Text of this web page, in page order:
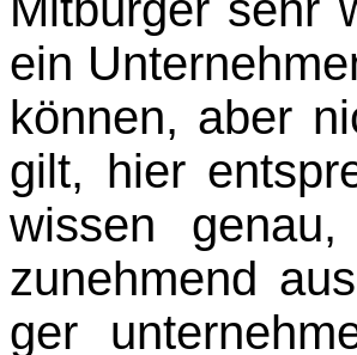
ein
können, aber
gilt, hier
wissen
zunehmend
ger